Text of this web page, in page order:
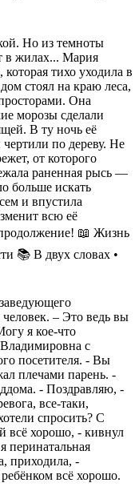
Но из темноты
в жилах... Мария
тихо уходила в
стоял на краю леса,
Она
морозы сделали
В ту ночь её
по дереву. Не
от которого
раненная рысь —
больше искать
и впустила
всю её
📖 Жизнь
📚 В двух словах •
– Это ведь вы
я кое-что
Владимировна с
посетителя. - Вы
плечами парень. -
- Поздравляю, -
все-таки,
спросить? С
всё хорошо, - кивнул
перинатальная
приходила, -
всё хорошо.